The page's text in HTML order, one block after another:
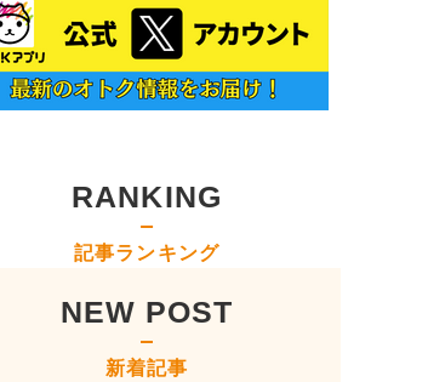
RANKING
記事ランキング
NEW POST
新着記事